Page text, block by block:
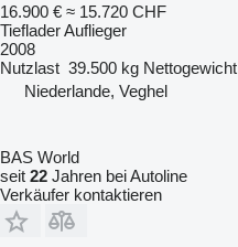
16.900 € ≈ 15.720 CHF
Tieflader Auflieger
2008
Nutzlast 39.500 kg Nettogewicht
Niederlande, Veghel
BAS World
seit 22 Jahren bei Autoline
Verkäufer kontaktieren